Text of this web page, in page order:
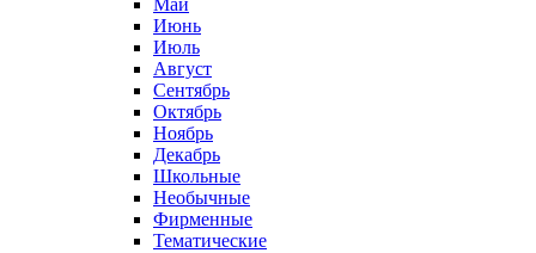
Май
Июнь
Июль
Август
Сентябрь
Октябрь
Ноябрь
Декабрь
Школьные
Необычные
Фирменные
Тематические